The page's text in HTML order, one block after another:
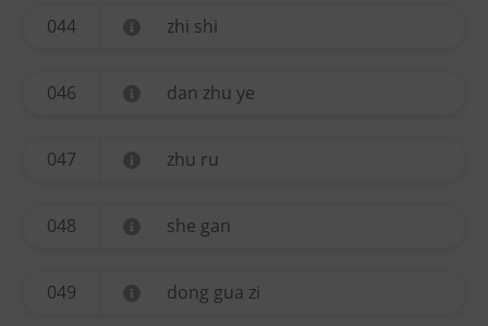
044 zhi shi
046 dan zhu ye
047 zhu ru
048 she gan
049 dong gua zi